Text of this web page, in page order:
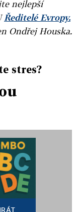
nejlepší
Ředitelé Evropy.
Ondřej Houska.
stres?